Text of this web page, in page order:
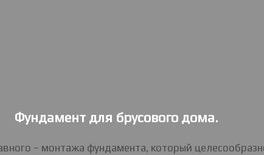
Фундамент для брусового дома.
– монтажа фундамента, который